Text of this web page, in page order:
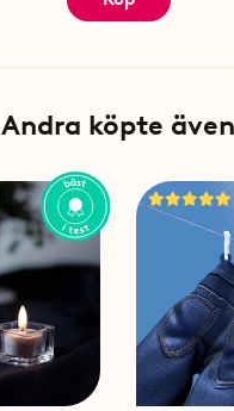
Andra köpte även